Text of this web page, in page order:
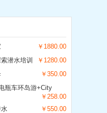
￥1880.00
潜水培训
￥1280.00
￥350.00
瓶车环岛游+City
￥258.00
￥550.00